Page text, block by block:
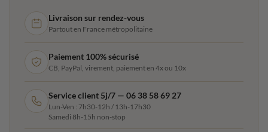
Livraison sur rendez-vous
Partout en France métropolitaine
Paiement 100% sécurisé
CB, PayPal, virement, paiement en 4x ou 10x
Service client 5j/7 — 06 38 58 69 27
Lun-Ven : 7h30-12h / 13h-17h30
Samedi 8h-15h non-stop